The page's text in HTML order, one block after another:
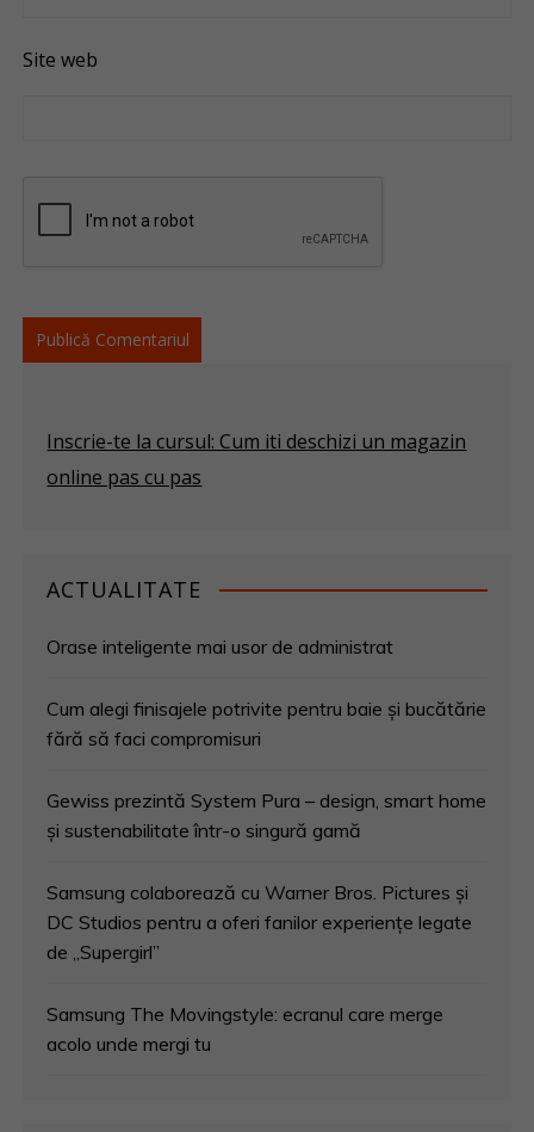
Site web
Inscrie-te la cursul: Cum iti deschizi un magazin
online pas cu pas
ACTUALITATE
Orase inteligente mai usor de administrat
Cum alegi finisajele potrivite pentru baie și bucătărie
fără să faci compromisuri
Gewiss prezintă System Pura – design, smart home
și sustenabilitate într-o singură gamă
Samsung colaborează cu Warner Bros. Pictures și
DC Studios pentru a oferi fanilor experiențe legate
de „Supergirl”
Samsung The Movingstyle: ecranul care merge
acolo unde mergi tu